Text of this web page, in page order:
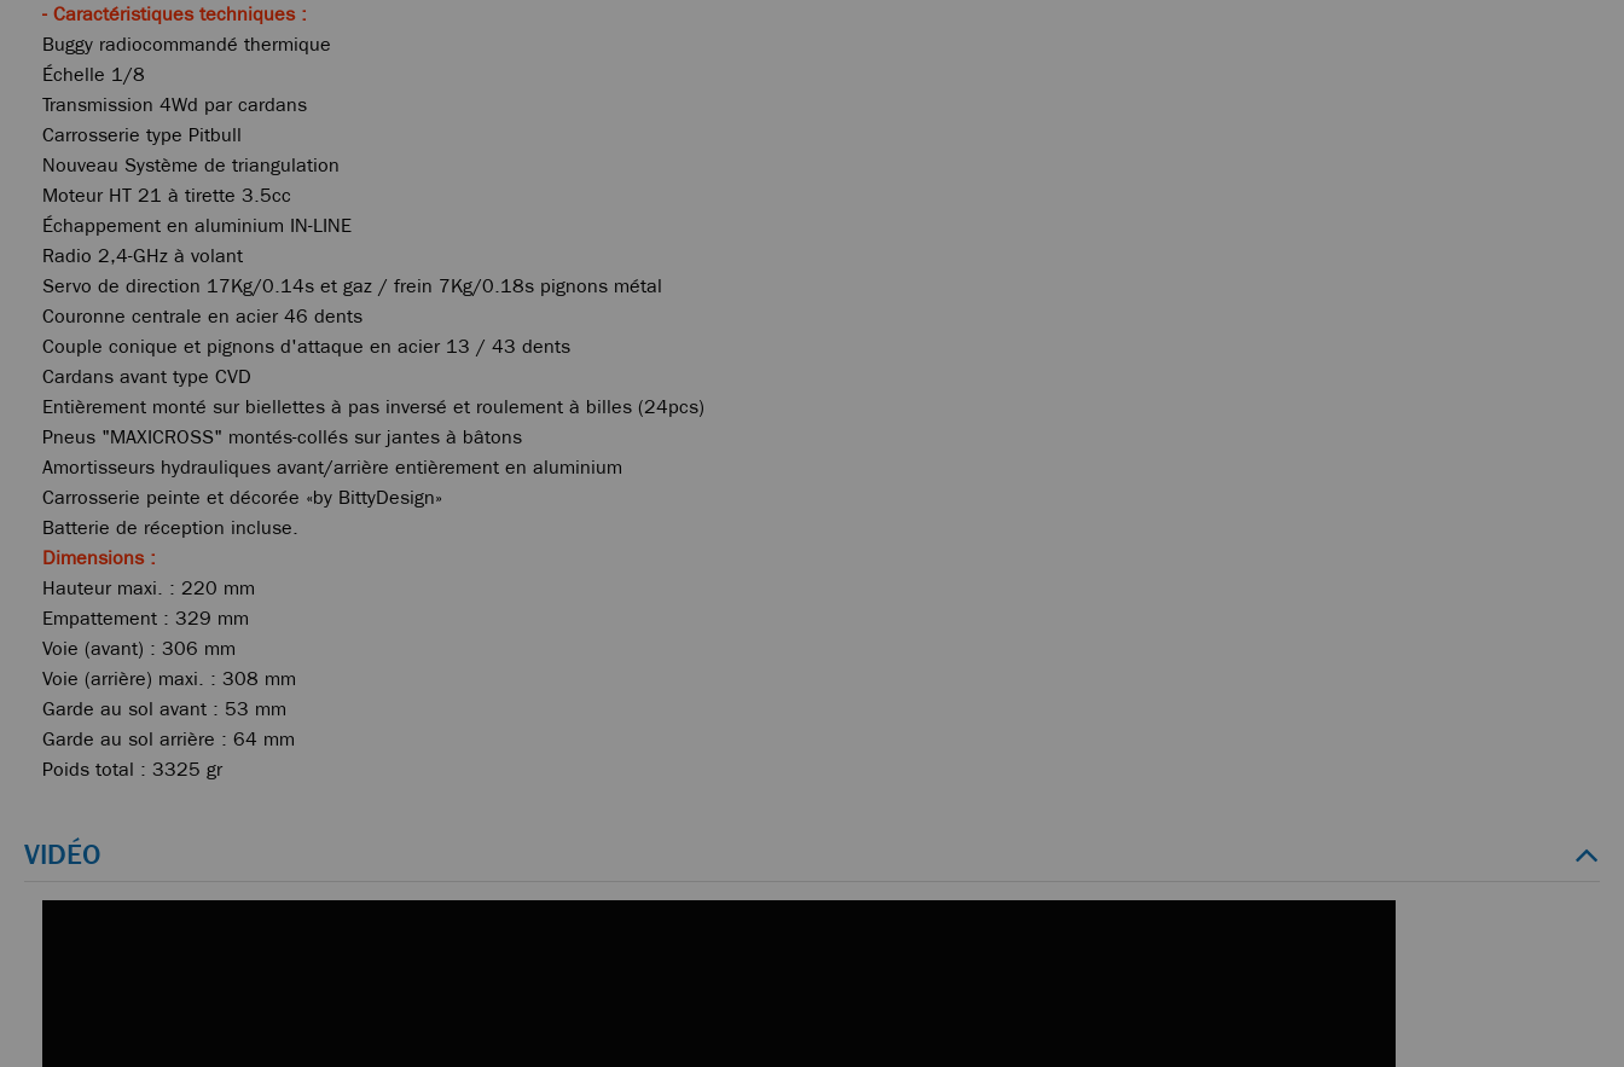
- Caractéristiques techniques :
Buggy radiocommandé thermique
Échelle 1/8
Transmission 4Wd par cardans
Carrosserie type Pitbull
Nouveau Système de triangulation
Moteur HT 21 à tirette 3.5cc
Échappement en aluminium IN-LINE
Radio 2,4-GHz à volant
Servo de direction 17Kg/0.14s et gaz / frein 7Kg/0.18s pignons métal
Couronne centrale en acier 46 dents
Couple conique et pignons d'attaque en acier 13 / 43 dents
Cardans avant type CVD
Entièrement monté sur biellettes à pas inversé et roulement à billes (24pcs)
Pneus "MAXICROSS" montés-collés sur jantes à bâtons
Amortisseurs hydrauliques avant/arrière entièrement en aluminium
Carrosserie peinte et décorée «by BittyDesign»
Batterie de réception incluse.
Dimensions :
Hauteur maxi. : 220 mm
Empattement : 329 mm
Voie (avant) : 306 mm
Voie (arrière) maxi. : 308 mm
Garde au sol avant : 53 mm
Garde au sol arrière : 64 mm
Poids total : 3325 gr
VIDÉO